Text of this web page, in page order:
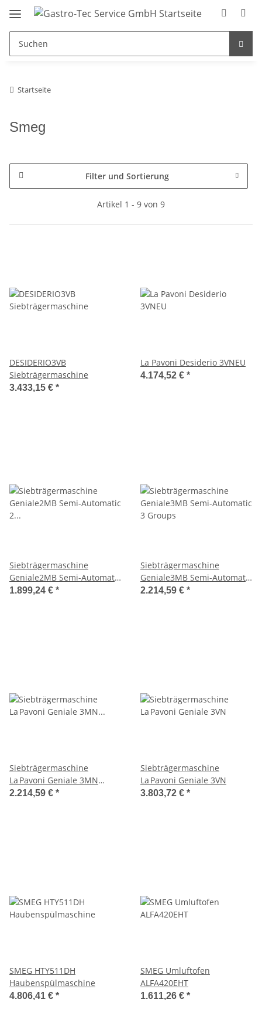
Startseite
Smeg
Filter und Sortierung
Artikel 1 - 9 von 9
DESIDERIO3VB
Siebträgermaschine
3.433,15 € *
La Pavoni Desiderio 3VNEU
4.174,52 € *
Siebträgermaschine
Geniale2MB Semi-Automatic
2 Groups White
1.899,24 € *
Siebträgermaschine
Geniale3MB Semi-Automatic
3 Groups
2.214,59 € *
Siebträgermaschine
La Pavoni Geniale 3MN
Semi-Automatic 3 Gruppen
2.214,59 € *
Siebträgermaschine
La Pavoni Geniale 3VN
3.803,72 € *
SMEG HTY511DH
Haubenspülmaschine
4.806,41 € *
SMEG Umluftofen
ALFA420EHT
1.611,26 € *